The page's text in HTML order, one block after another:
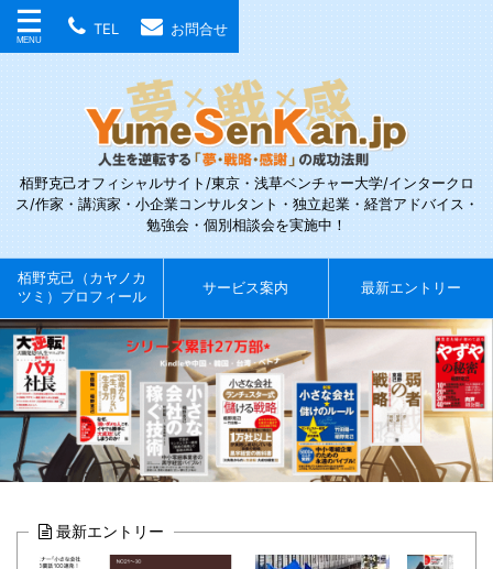
TEL お問合せ
栢野克己オフィシャルサイト/東京・浅草ベンチャー大学/インタークロ
ス/作家・講演家・小企業コンサルタント・独立起業・経営アドバイス・
勉強会・個別相談会を実施中！
栢野克己（カヤノカ
ツミ）プロフィール
サービス案内 最新エントリー
最新エントリー